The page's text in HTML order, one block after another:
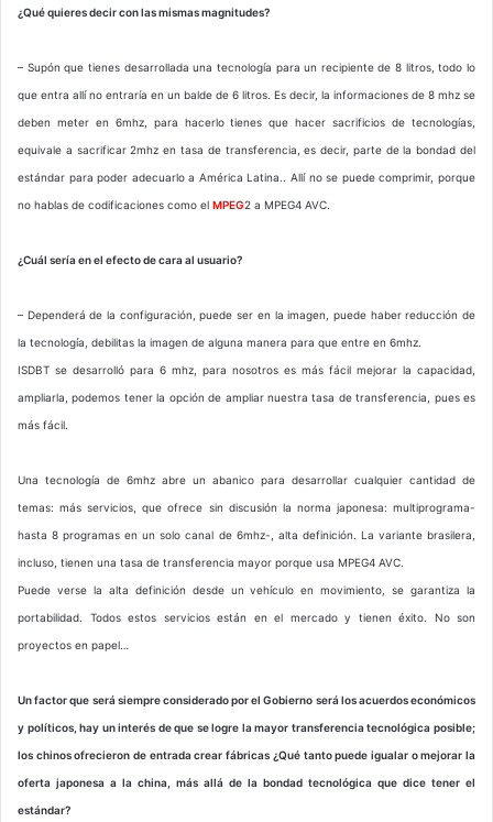
¿Qué quieres decir con las mismas magnitudes?
– Supón que tienes desarrollada una tecnología para un recipiente de 8 litros, todo lo
que entra allí no entraría en un balde de 6 litros. Es decir, la informaciones de 8 mhz se
deben meter en 6mhz, para hacerlo tienes que hacer sacrificios de tecnologías,
equivale a sacrificar 2mhz en tasa de transferencia, es decir, parte de la bondad del
estándar para poder adecuarlo a América Latina.. Allí no se puede comprimir, porque
no hablas de codificaciones como el MPEG2 a MPEG4 AVC.
¿Cuál sería en el efecto de cara al usuario?
– Dependerá de la configuración, puede ser en la imagen, puede haber reducción de
la tecnología, debilitas la imagen de alguna manera para que entre en 6mhz.
ISDBT se desarrolló para 6 mhz, para nosotros es más fácil mejorar la capacidad,
ampliarla, podemos tener la opción de ampliar nuestra tasa de transferencia, pues es
más fácil.
Una tecnología de 6mhz abre un abanico para desarrollar cualquier cantidad de
temas: más servicios, que ofrece sin discusión la norma japonesa: multiprograma-
hasta 8 programas en un solo canal de 6mhz-, alta definición. La variante brasilera,
incluso, tienen una tasa de transferencia mayor porque usa MPEG4 AVC.
Puede verse la alta definición desde un vehículo en movimiento, se garantiza la
portabilidad. Todos estos servicios están en el mercado y tienen éxito. No son
proyectos en papel…
Un factor que será siempre considerado por el Gobierno será los acuerdos económicos
y políticos, hay un interés de que se logre la mayor transferencia tecnológica posible;
los chinos ofrecieron de entrada crear fábricas ¿Qué tanto puede igualar o mejorar la
oferta japonesa a la china, más allá de la bondad tecnológica que dice tener el
estándar?